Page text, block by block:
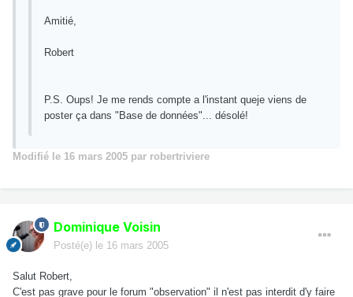
Amitié,
Robert
P.S. Oups! Je me rends compte a l'instant queje viens de
poster ça dans "Base de données"... désolé!
Modifié le 16 mars 2005 par robertriviere
Dominique Voisin
Posté(e) le 16 mars 2005
Salut Robert,
C'est pas grave pour le forum "observation" il n'est pas interdit d'y faire